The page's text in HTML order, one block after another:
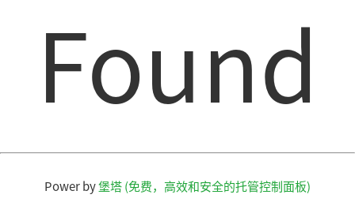
Found
Power by堡塔 (免费，高效和安全的托管控制面板)